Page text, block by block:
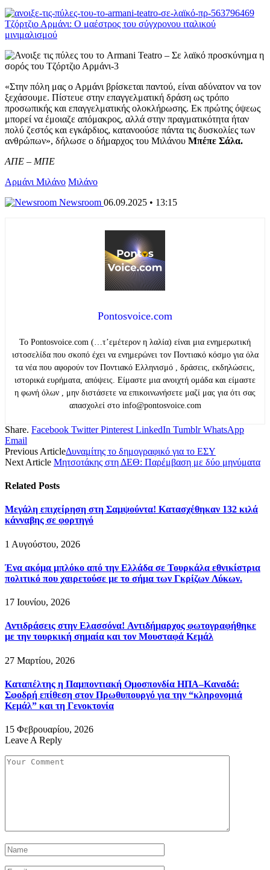
Τζόρτζιο Αρμάνι: Ο μαέστρος του σύγχρονου ιταλικού
μινιμαλισμού
«Στην πόλη μας ο Αρμάνι βρίσκεται παντού, είναι αδύνατον να τον
ξεχάσουμε. Πίστευε στην επαγγελματική δράση ως τρόπο
προσωπικής και επαγγελματικής ολοκλήρωσης. Εκ πρώτης όψεως
μπορεί να έμοιαζε απόμακρος, αλλά στην πραγματικότητα ήταν
πολύ ζεστός και εγκάρδιος, κατανοούσε πάντα τις δυσκολίες των
ανθρώπων», δήλωσε ο δήμαρχος του Μιλάνου Μπέπε Σάλα.
ΑΠΕ – ΜΠΕ
Αρμάνι Μιλάνο Μιλάνο
Newsroom 06.09.2025 • 13:15
Pontosvoice.com
Το Pontosvoice.com (…τ’εμέτερον η λαλία) είναι μια ενημερωτική
ιστοσελίδα που σκοπό έχει να ενημερώνει τον Ποντιακό κόσμο για όλα
τα νέα που αφορούν τον Ποντιακό Ελληνισμό , δράσεις, εκδηλώσεις,
ιστορικά ευρήματα, απόψεις. Είμαστε μια ανοιχτή ομάδα και είμαστε
η φωνή όλων , μην διστάσετε να επικοινωνήσετε μαζί μας για ότι σας
απασχολεί στο info@pontosvoice.com
Share. Facebook Twitter Pinterest LinkedIn Tumblr WhatsApp
Email
Previous ArticleΔυναμίτης το δημογραφικό για το ΕΣΥ
Next Article Μητσοτάκης στη ΔΕΘ: Παρέμβαση με δύο μηνύματα
Related Posts
Μεγάλη επιχείρηση στη Σαμψούντα! Κατασχέθηκαν 132 κιλά
κάνναβης σε φορτηγό
1 Αυγούστου, 2026
Ένα ακόμα μπλόκο από την Ελλάδα σε Τουρκάλα εθνικίστρια
πολιτικό που χαιρετούσε με το σήμα των Γκρίζων Λύκων.
17 Ιουνίου, 2026
Αντιδράσεις στην Ελασσόνα! Αντιδήμαρχος φωτογραφήθηκε
με την τουρκική σημαία και τον Μουσταφά Κεμάλ
27 Μαρτίου, 2026
Καταπέλτης η Παμποντιακή Ομοσπονδία ΗΠΑ–Καναδά:
Σφοδρή επίθεση στον Πρωθυπουργό για την “κληρονομιά
Κεμάλ” και τη Γενοκτονία
15 Φεβρουαρίου, 2026
Leave A Reply